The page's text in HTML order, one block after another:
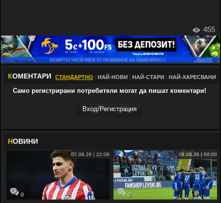
455
КОМЕНТАРИ СТАНДАРТНО НАЙ-НОВИ НАЙ-СТАРИ НАЙ-ХАРЕСВАНИ
Само регистрирани потребители могат да пишат коментари!
Вход/Регистрaция
НОВИНИ
0
07.08.26 | 22:08
0
08.08.26 | 00:00